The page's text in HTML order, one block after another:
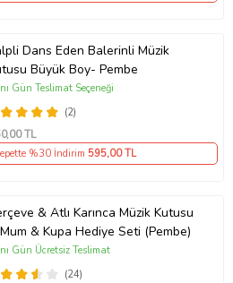
Dans Eden Balerinli Müzik
Büyük Boy- Pembe
(2)
Gün Teslimat Seçeneği
,00 TL
%30 İndirim 595,00 TL
& Atlı Karınca Müzik Kutusu
& Kupa Hediye Seti (Pembe)
(24)
Gün Ücretsiz Teslimat